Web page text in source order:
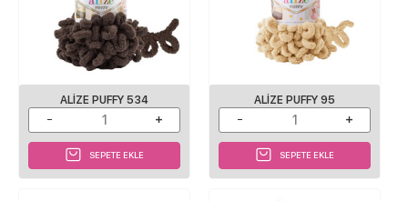
ALIZE PUFFY 534
SEPETE EKLE
ALIZE PUFFY 95
SEPETE EKLE